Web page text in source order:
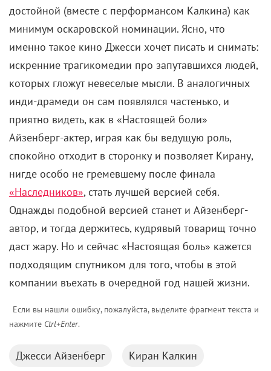
достойной (вместе с перформансом Калкина) как
минимум оскаровской номинации. Ясно, что
именно такое кино Джесси хочет писать и снимать:
искренние трагикомедии про запутавшихся людей,
которых гложут невеселые мысли. В аналогичных
инди-драмеди он сам появлялся частенько, и
приятно видеть, как в «Настоящей боли»
Айзенберг-актер, играя как бы ведущую роль,
спокойно отходит в сторонку и позволяет Кирану,
нигде особо не гремевшему после финала
«Наследников», стать лучшей версией себя.
Однажды подобной версией станет и Айзенберг-
автор, и тогда держитесь, кудрявый товарищ точно
даст жару. Но и сейчас «Настоящая боль» кажется
подходящим спутником для того, чтобы в этой
компании въехать в очередной год нашей жизни.
Если вы нашли ошибку, пожалуйста, выделите фрагмент текста и
нажмите Ctrl+Enter.
Джесси Айзенберг Киран Калкин